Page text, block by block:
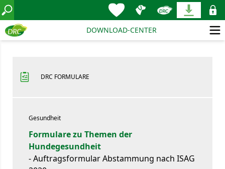
DOWNLOAD-CENTER
DRC FORMULARE
Gesundheit
Formulare zu Themen der
Hundegesundheit
- Auftragsformular Abstammung nach ISAG